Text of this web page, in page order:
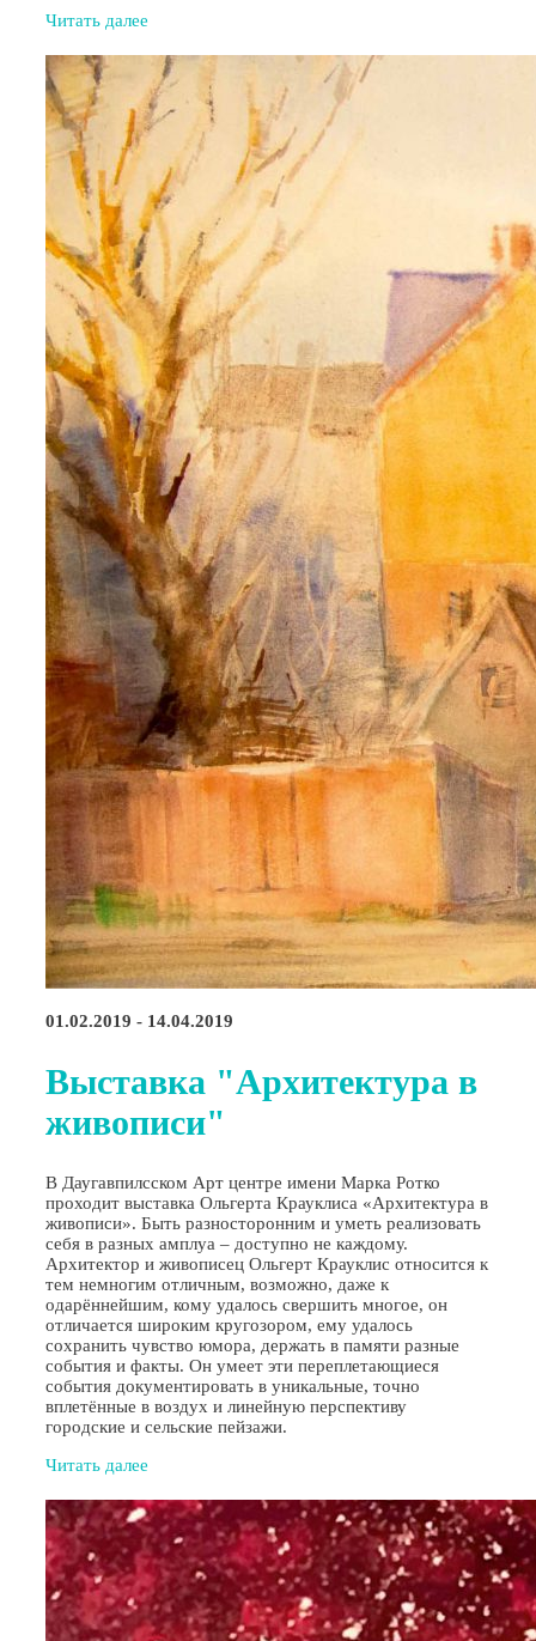
Читать далее
01.02.2019 - 14.04.2019
Выставка "Архитектура в
живописи"
В Даугавпилсском Арт центре имени Марка Ротко
проходит выставка Ольгерта Крауклиса «Архитектура в
живописи». Быть разносторонним и уметь реализовать
себя в разных амплуа – доступно не каждому.
Архитектор и живописец Ольгерт Крауклис относится к
тем немногим отличным, возможно, даже к
одарённейшим, кому удалось свершить многое, он
отличается широким кругозором, ему удалось
сохранить чувство юмора, держать в памяти разные
события и факты. Он умеет эти переплетающиеся
события документировать в уникальные, точно
вплетённые в воздух и линейную перспективу
городские и сельские пейзажи.
Читать далее